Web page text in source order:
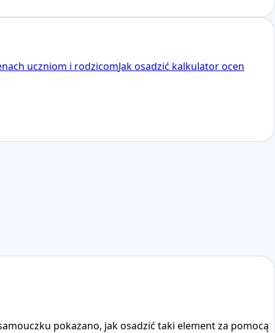
uczniom i rodzicomJak osadzić kalkulator ocen
pokazano, jak osadzić taki element za pomocą